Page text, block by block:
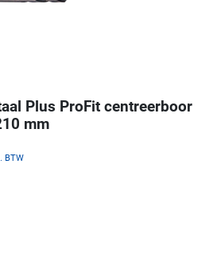
Plus ProFit centreerboor
mm
BTW